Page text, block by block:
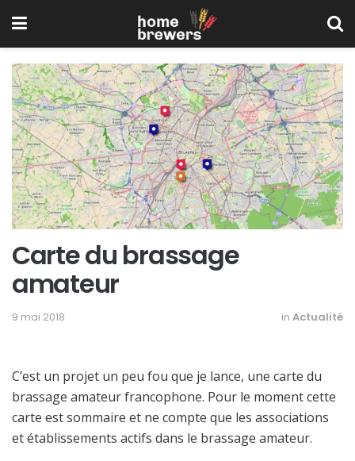
Carte du brassage
amateur
9 mai 2018 in Actualité
C’est un projet un peu fou que je lance, une carte du
brassage amateur francophone. Pour le moment cette
carte est sommaire et ne compte que les associations
et établissements actifs dans le brassage amateur.